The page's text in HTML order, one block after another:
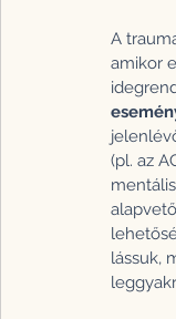
A
amikor
(pl. az
lássuk,